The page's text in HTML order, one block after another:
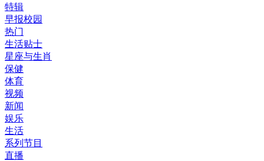
特辑
早报校园
热门
生活贴士
星座与生肖
保健
体育
视频
新闻
娱乐
生活
系列节目
直播